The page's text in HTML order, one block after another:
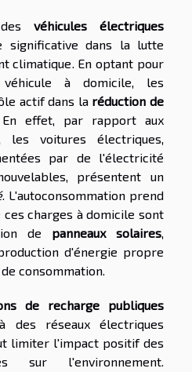
véhicules électriques
significative dans la lutte
climatique. En optant pour
à domicile, les
actif dans la réduction de
effet, par rapport aux
les voitures électriques,
par de l'électricité
présentent un
. L'autoconsommation prend
charges à domicile sont
de panneaux solaires,
d'énergie propre
consommation.
de recharge publiques
des réseaux électriques
limiter l'impact positif des
sur l'environnement.